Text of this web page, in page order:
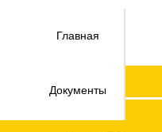
Главная
Документы